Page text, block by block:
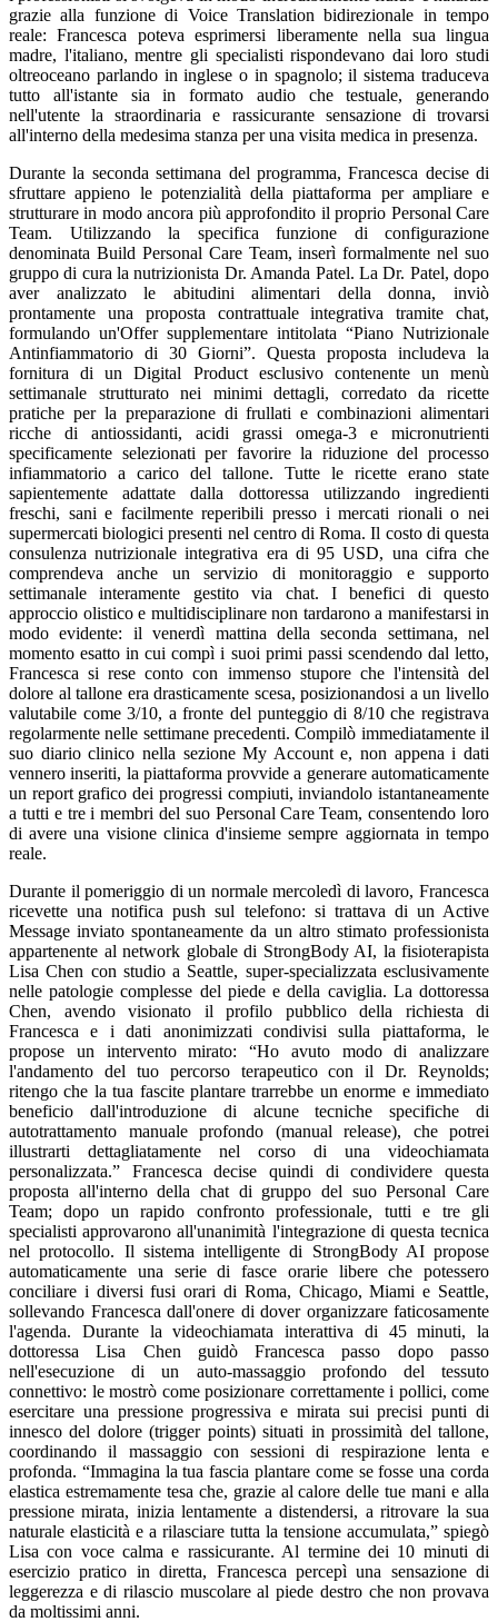
grazie alla funzione di Voice Translation bidirezionale in tempo
reale: Francesca poteva esprimersi liberamente nella sua lingua
madre, l'italiano, mentre gli specialisti rispondevano dai loro studi
oltreoceano parlando in inglese o in spagnolo; il sistema traduceva
tutto all'istante sia in formato audio che testuale, generando
nell'utente la straordinaria e rassicurante sensazione di trovarsi
all'interno della medesima stanza per una visita medica in presenza.
Durante la seconda settimana del programma, Francesca decise di
sfruttare appieno le potenzialità della piattaforma per ampliare e
strutturare in modo ancora più approfondito il proprio Personal Care
Team. Utilizzando la specifica funzione di configurazione
denominata Build Personal Care Team, inserì formalmente nel suo
gruppo di cura la nutrizionista Dr. Amanda Patel. La Dr. Patel, dopo
aver analizzato le abitudini alimentari della donna, inviò
prontamente una proposta contrattuale integrativa tramite chat,
formulando un'Offer supplementare intitolata “Piano Nutrizionale
Antinfiammatorio di 30 Giorni”. Questa proposta includeva la
fornitura di un Digital Product esclusivo contenente un menù
settimanale strutturato nei minimi dettagli, corredato da ricette
pratiche per la preparazione di frullati e combinazioni alimentari
ricche di antiossidanti, acidi grassi omega-3 e micronutrienti
specificamente selezionati per favorire la riduzione del processo
infiammatorio a carico del tallone. Tutte le ricette erano state
sapientemente adattate dalla dottoressa utilizzando ingredienti
freschi, sani e facilmente reperibili presso i mercati rionali o nei
supermercati biologici presenti nel centro di Roma. Il costo di questa
consulenza nutrizionale integrativa era di 95 USD, una cifra che
comprendeva anche un servizio di monitoraggio e supporto
settimanale interamente gestito via chat. I benefici di questo
approccio olistico e multidisciplinare non tardarono a manifestarsi in
modo evidente: il venerdì mattina della seconda settimana, nel
momento esatto in cui compì i suoi primi passi scendendo dal letto,
Francesca si rese conto con immenso stupore che l'intensità del
dolore al tallone era drasticamente scesa, posizionandosi a un livello
valutabile come 3/10, a fronte del punteggio di 8/10 che registrava
regolarmente nelle settimane precedenti. Compilò immediatamente il
suo diario clinico nella sezione My Account e, non appena i dati
vennero inseriti, la piattaforma provvide a generare automaticamente
un report grafico dei progressi compiuti, inviandolo istantaneamente
a tutti e tre i membri del suo Personal Care Team, consentendo loro
di avere una visione clinica d'insieme sempre aggiornata in tempo
reale.
Durante il pomeriggio di un normale mercoledì di lavoro, Francesca
ricevette una notifica push sul telefono: si trattava di un Active
Message inviato spontaneamente da un altro stimato professionista
appartenente al network globale di StrongBody AI, la fisioterapista
Lisa Chen con studio a Seattle, super-specializzata esclusivamente
nelle patologie complesse del piede e della caviglia. La dottoressa
Chen, avendo visionato il profilo pubblico della richiesta di
Francesca e i dati anonimizzati condivisi sulla piattaforma, le
propose un intervento mirato: “Ho avuto modo di analizzare
l'andamento del tuo percorso terapeutico con il Dr. Reynolds;
ritengo che la tua fascite plantare trarrebbe un enorme e immediato
beneficio dall'introduzione di alcune tecniche specifiche di
autotrattamento manuale profondo (manual release), che potrei
illustrarti dettagliatamente nel corso di una videochiamata
personalizzata.” Francesca decise quindi di condividere questa
proposta all'interno della chat di gruppo del suo Personal Care
Team; dopo un rapido confronto professionale, tutti e tre gli
specialisti approvarono all'unanimità l'integrazione di questa tecnica
nel protocollo. Il sistema intelligente di StrongBody AI propose
automaticamente una serie di fasce orarie libere che potessero
conciliare i diversi fusi orari di Roma, Chicago, Miami e Seattle,
sollevando Francesca dall'onere di dover organizzare faticosamente
l'agenda. Durante la videochiamata interattiva di 45 minuti, la
dottoressa Lisa Chen guidò Francesca passo dopo passo
nell'esecuzione di un auto-massaggio profondo del tessuto
connettivo: le mostrò come posizionare correttamente i pollici, come
esercitare una pressione progressiva e mirata sui precisi punti di
innesco del dolore (trigger points) situati in prossimità del tallone,
coordinando il massaggio con sessioni di respirazione lenta e
profonda. “Immagina la tua fascia plantare come se fosse una corda
elastica estremamente tesa che, grazie al calore delle tue mani e alla
pressione mirata, inizia lentamente a distendersi, a ritrovare la sua
naturale elasticità e a rilasciare tutta la tensione accumulata,” spiegò
Lisa con voce calma e rassicurante. Al termine dei 10 minuti di
esercizio pratico in diretta, Francesca percepì una sensazione di
leggerezza e di rilascio muscolare al piede destro che non provava
da moltissimi anni.